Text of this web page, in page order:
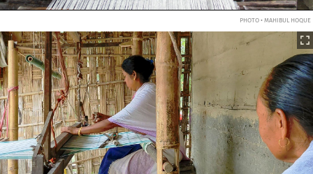
PHOTO • MAHIBUL HOQUE